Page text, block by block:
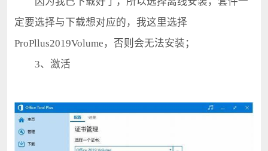
定要选择与下载想对应的，我这里选择
ProPllus2019Volume，否则会无法安装；
3、激活